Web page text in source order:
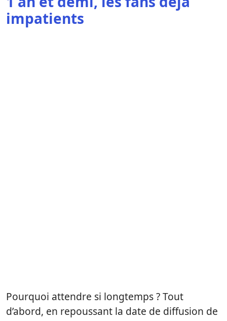
impatients
Pourquoi attendre si longtemps ? Tout
d’abord, en repoussant la date de diffusion de